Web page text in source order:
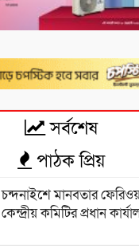
সর্বশেষ
পাঠক প্রিয়
চন্দনাইশে মানবতার
কেন্দ্রীয় কমিটির প্রধান